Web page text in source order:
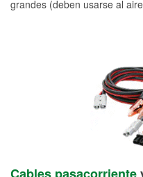
grandes (deben usarse al